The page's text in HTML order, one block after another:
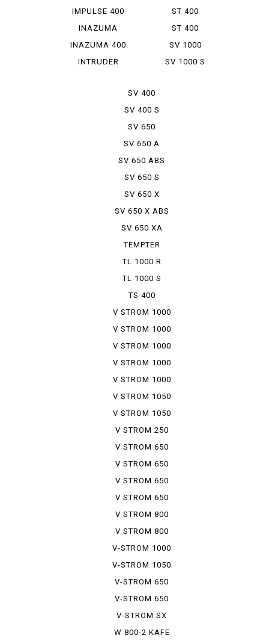
IMPULSE 400
INAZUMA
1200
INAZUMA 400
INTRUDER
LX
ST 400
ST 400
TEMPTER
SV 1000
SV 1000 S
SV 400
SV 400 S
SV 650
SV 650 A
SV 650 ABS
SV 650 S
SV 650 X
SV 650 X ABS
SV 650 XA
TEMPTER
TL 1000 R
TL 1000 S
TS 400
V STROM 1000
V STROM 1000
A
V STROM 1000
ABS
V STROM 1000
XT
V STROM 1000
XTA
V STROM 1050
V STROM 1050
XT
V STROM 250
SX
V STROM 650
V STROM 650
A
V STROM 650
XT
V STROM 650
XTA
V STROM 800
V STROM 800
DE
V-STROM 1000
XT ABS
V-STROM 1050
DE
V-STROM 650
ABS
V-STROM 650
XT ABS
V-STROM SX
250 ABS
W 800-2 KAFE